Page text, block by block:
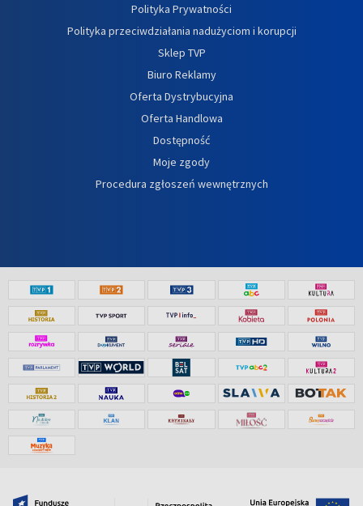
Polityka Prywatności
Polityka przeciwdziałania nadużyciom i korupcji
Sklep TVP
Biuro Reklamy
Oferta Dystrybucyjna
Oferta Handlowa
Dostępność
Moje zgody
Procedura zgłoszeń wewnętrznych